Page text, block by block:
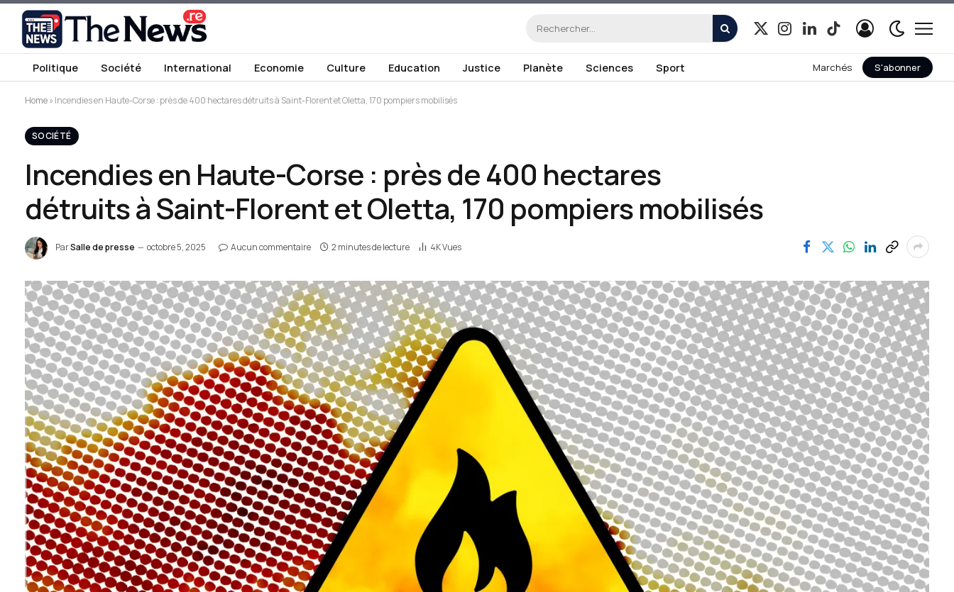
X
Instagram
LinkedInTikTok
Politique Société International Economie Culture Education Justice Planète Sciences Sport Marchés S'abonner
Home»Incendies en Haute-Corse : près de 400 hectares détruits à Saint-Florent et Oletta, 170 pompiers mobilisés
SOCIÉTÉ
Incendies en Haute-Corse : près de 400 hectares
détruits à Saint-Florent et Oletta, 170 pompiers mobilisés
ParSalle de presse octobre 5, 2025 Aucun commentaire 2 minutes de lecture 4KVues